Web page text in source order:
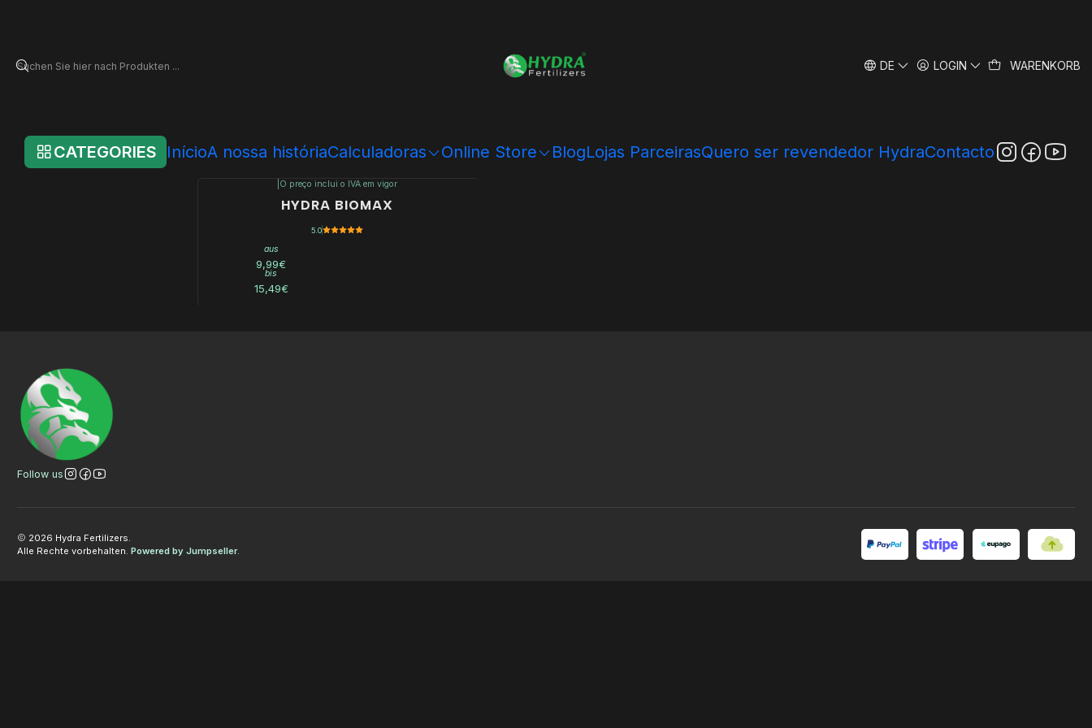
DE LOGIN WARENKORB
CATEGORIES InícioA nossa históriaCalculadoras Online Store BlogLojas ParceirasQuero ser revendedor HydraContacto
Biological Media
O preço inclui o IVA em vigor
HYDRA BIOMAX
5.0
aus
9,99€
bis
15,49€
Follow us
2026 Hydra Fertilizers.
Alle Rechte vorbehalten. Powered by Jumpseller.